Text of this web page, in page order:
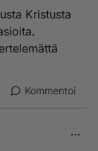
Kristusta
Kommentoi